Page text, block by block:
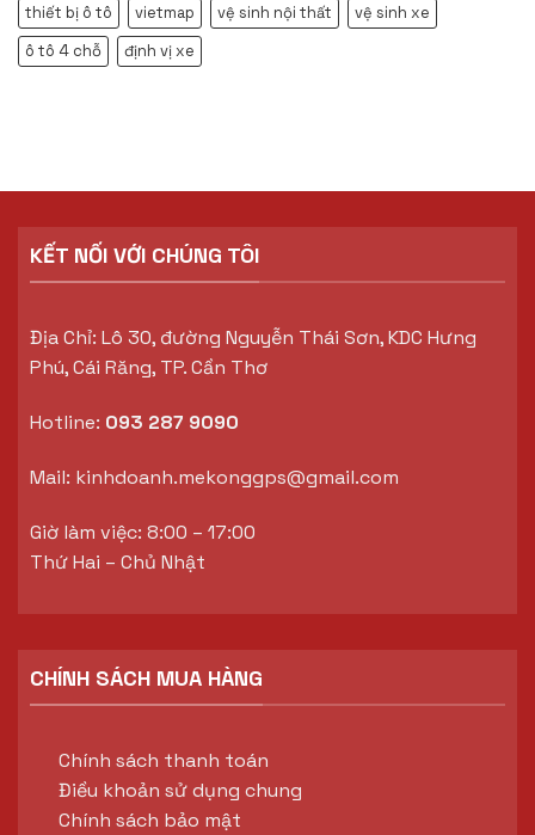
thiết bị ô tô
vietmap vệ sinh nội thất
vệ sinh xe
ô tô 4 chỗ
định vị xe
KẾT NỐI VỚI CHÚNG TÔI
Địa Chỉ: Lô 30, đường Nguyễn Thái Sơn, KDC Hưng
Phú, Cái Răng, TP. Cần Thơ
Hotline: 093 287 9090
Mail: kinhdoanh.mekonggps@gmail.com
Giờ làm việc: 8:00 – 17:00
Thứ Hai – Chủ Nhật
CHÍNH SÁCH MUA HÀNG
Chính sách thanh toán
Điều khoản sử dụng chung
Chính sách bảo mật